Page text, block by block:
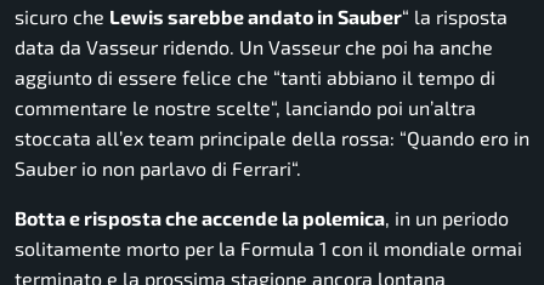
sicuro che Lewis sarebbe andato in Sauber“ la risposta
data da Vasseur ridendo. Un Vasseur che poi ha anche
aggiunto di essere felice che “tanti abbiano il tempo di
commentare le nostre scelte“, lanciando poi un’altra
stoccata all’ex team principale della rossa: “Quando ero in
Sauber io non parlavo di Ferrari“.
Botta e risposta che accende la polemica, in un periodo
solitamente morto per la Formula 1 con il mondiale ormai
terminato e la prossima stagione ancora lontana